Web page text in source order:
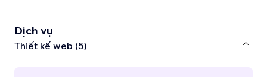
Dịch vụ
Thiết kế web (5)